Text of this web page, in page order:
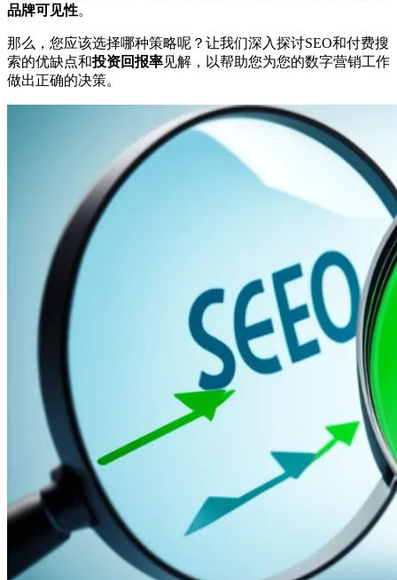
品牌可见性。
那么，您应该选择哪种策略呢？让我们深入探讨SEO和付费搜
索的优缺点和投资回报率见解，以帮助您为您的数字营销工作
做出正确的决策。